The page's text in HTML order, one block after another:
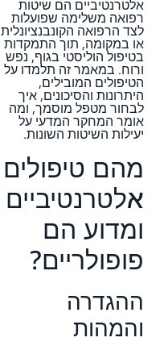
אלטרנטיביים הם שיטות
רפואה משלימה שפועלות
לצד הרפואה הקונבנציונלית
או במקומה, תוך התמקדות
בטיפול הוליסטי בגוף, נפש
ורוח. במאמר זה תלמדו על
הטיפולים המובילים,
היתרונות והסיכונים, איך
לבחור מטפל מוסמך, ומה
אומר המחקר המדעי על
יעילות השיטות השונות.
מהם טיפולים
אלטרנטיביים
ומדוע הם
פופולריים?
ההגדרה
והמהות